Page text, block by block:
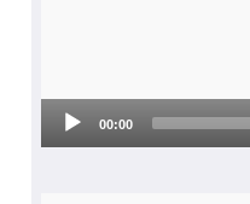
Audio
00:00